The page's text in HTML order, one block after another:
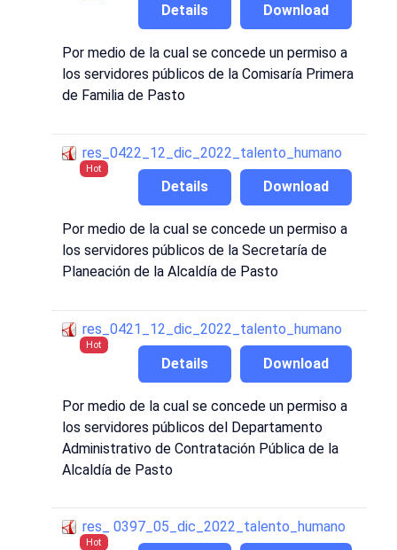
Download
Details
Por medio de la cual se concede un permiso a
los servidores públicos de la Comisaría Primera
de Familia de Pasto
res_0422_12_dic_2022_talento_humano
Hot
Download
Details
Por medio de la cual se concede un permiso a
los servidores públicos de la Secretaría de
Planeación de la Alcaldía de Pasto
res_0421_12_dic_2022_talento_humano
Hot
Download
Details
Por medio de la cual se concede un permiso a
los servidores públicos del Departamento
Administrativo de Contratación Pública de la
Alcaldía de Pasto
res_ 0397_05_dic_2022_talento_humano
Hot